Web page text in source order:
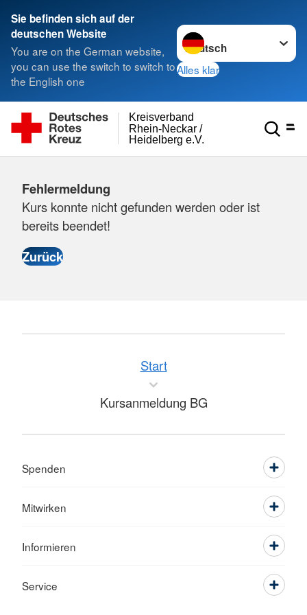
Sie befinden sich auf der
deutschen Website
You are on the German website,
you can use the switch to switch to
the English one
Sprache wechseln zu
Alles klar
Heidelberg e.V.
Rhein-Neckar /
Kreisverband
Fehlermeldung
Kurs konnte nicht gefunden werden oder ist
bereits beendet!
Start
Kursanmeldung BG
Spenden
Mitwirken
Informieren
Service